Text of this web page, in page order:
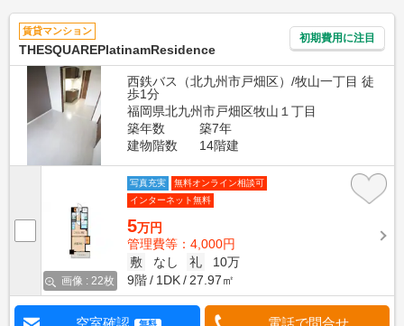
賃貸マンション
THESQUAREPlatinamResidence
初期費用に注目
西鉄バス（北九州市戸畑区）/牧山一丁目 徒
歩1分
福岡県北九州市戸畑区牧山１丁目
築年数
築7年
建物階数
14階建
画像 : 22枚
写真充実
無料オンライン相談可
インターネット無料
5万円
管理費等：4,000円
敷
なし 礼
10万
9階
1DK 27.97㎡
空室確認 無料 電話で問合せ